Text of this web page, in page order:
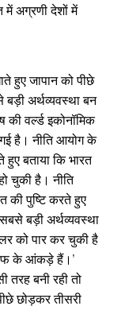
में अग्रणी देशों में
हुए जापान को पीछे
बड़ी अर्थव्यवस्था बन
की वर्ल्ड इकोनॉमिक
है। नीति आयोग के
बताया कि भारत
चुकी है। नीति
की पुष्टि करते हुए
बड़ी अर्थव्यवस्था
को पार कर चुकी है
के आंकड़े हैं।’
तरह बनी रही तो
छोड़कर तीसरी